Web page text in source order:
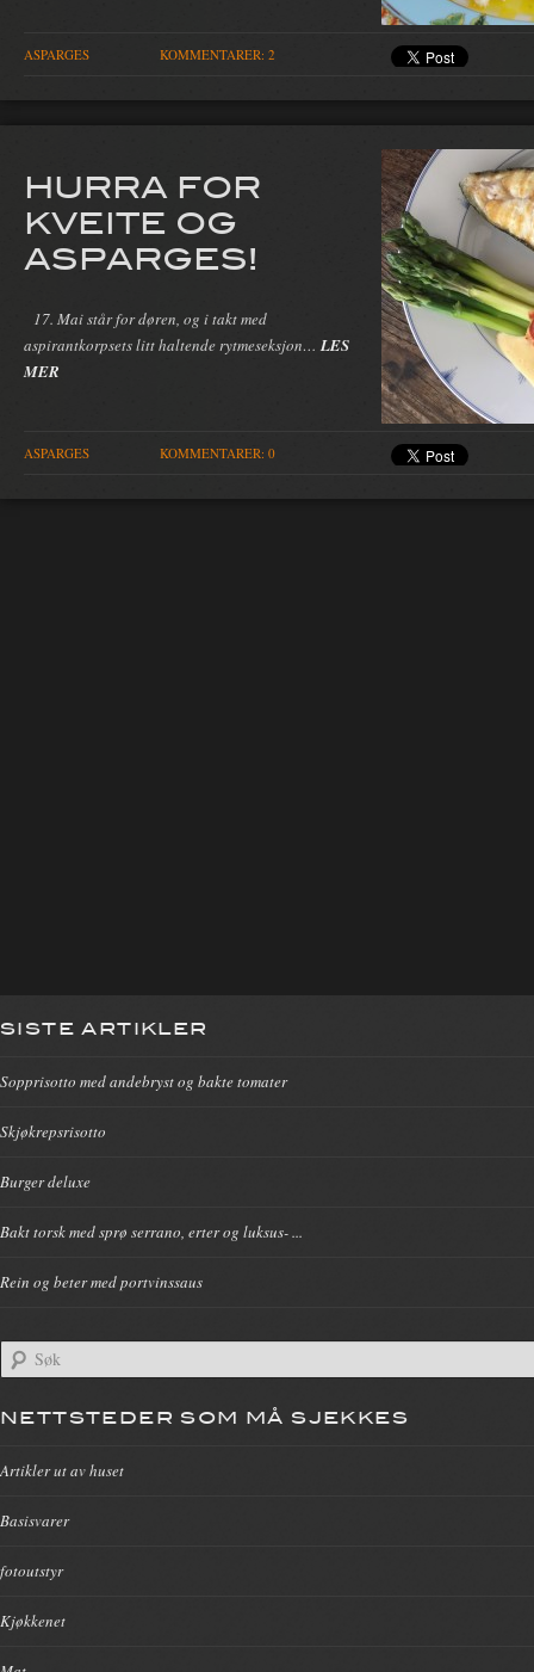
ASPARGES KOMMENTARER: 2
HURRA FOR
KVEITE OG
ASPARGES!
17. Mai står for døren, og i takt med
aspirantkorpsets litt haltende rytmeseksjon… LES
MER
ASPARGES KOMMENTARER: 0
SISTE ARTIKLER
Sopprisotto med andebryst og bakte tomater
Skjøkrepsrisotto
Burger deluxe
Bakt torsk med sprø serrano, erter og luksus- ...
Rein og beter med portvinssaus
NETTSTEDER SOM MÅ SJEKKES
Artikler ut av huset
Basisvarer
fotoutstyr
Kjøkkenet